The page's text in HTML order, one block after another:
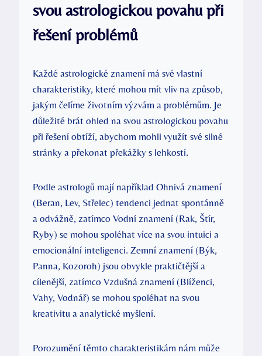
svou astrologickou povahu při
řešení problémů
Každé astrologické znamení má své vlastní
charakteristiky, které mohou mít vliv na způsob,
jakým čelíme životním výzvám a problémům. Je
důležité brát ohled na svou astrologickou povahu
při řešení obtíží, abychom mohli využít své silné
stránky a překonat překážky s lehkostí.
Podle astrologů mají například Ohnivá znamení
(Beran, Lev, Střelec) tendenci jednat spontánně
a odvážně, zatímco Vodní znamení (Rak, Štír,
Ryby) se mohou spoléhat více na svou intuici a
emocionální inteligenci. Zemní znamení (Býk,
Panna, Kozoroh) jsou obvykle praktičtější a
cílenější, zatímco Vzdušná znamení (Blíženci,
Vahy, Vodnář) se mohou spoléhat na svou
kreativitu a analytické myšlení.
Porozumění těmto charakteristikám nám může